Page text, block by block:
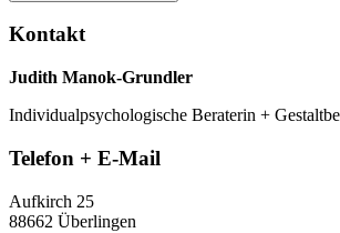
Kontakt
Judith Manok-Grundler
Individualpsychologische Beraterin +
Telefon + E-Mail
Aufkirch 25
88662 Überlingen